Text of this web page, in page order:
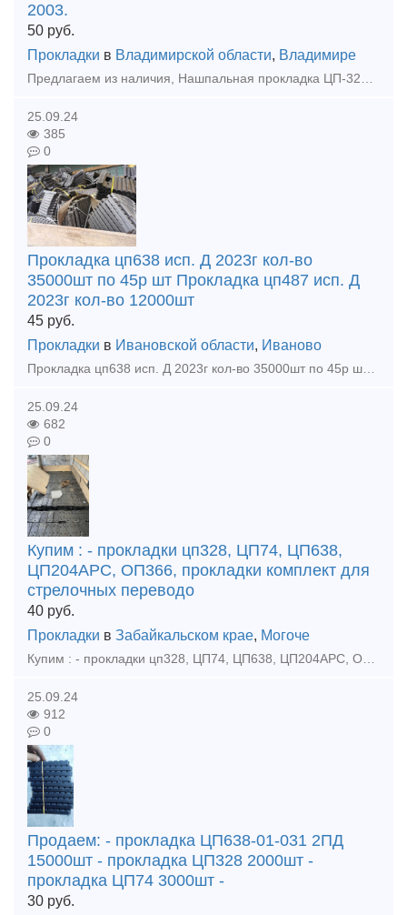
2003.
50 руб.
Прокладки в Владимирской области, Владимире
Предлагаем из наличия, Нашпальная прокладка ЦП-328 (под подкладку КБ-65). Нашпальная прокладка ЦП-328 (под подкладку КБ-65) выполняет функции амортизатора, и устанавливается между шпалой железобето
25.09.24
385
0
Прокладка цп638 исп. Д 2023г кол-во
35000шт по 45р шт Прокладка цп487 исп. Д
2023г кол-во 12000шт
45 руб.
Прокладки в Ивановской области, Иваново
Прокладка цп638 исп. Д 2023г кол-во 35000шт по 45р шт Прокладка цп487 исп. Д 2023г кол-во 12000шт по 45р шт Прокладка цп74 исп. Д 2023г кол-во 2000шт по 39р шт Прокладка оп366 исп. Д 2023г к
25.09.24
682
0
Купим : - прокладки цп328, ЦП74, ЦП638,
ЦП204АРС, ОП366, прокладки комплект для
стрелочных переводо
40 руб.
Прокладки в Забайкальском крае, Могоче
Купим : - прокладки цп328, ЦП74, ЦП638, ЦП204АРС, ОП366, прокладки комплект для стрелочных переводов р65 - подкладки КД65, КБ65, СК65, СД65, КБ50, Д65 - накладки 1р65, 2р65, 1р50, 1р43 - рельсы
25.09.24
912
0
Продаем: - прокладка ЦП638-01-031 2ПД
15000шт - прокладка ЦП328 2000шт -
прокладка ЦП74 3000шт -
30 руб.